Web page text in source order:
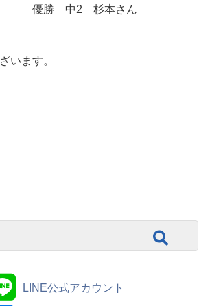
優勝 中2 杉本さん
います。
LINE公式アカウント